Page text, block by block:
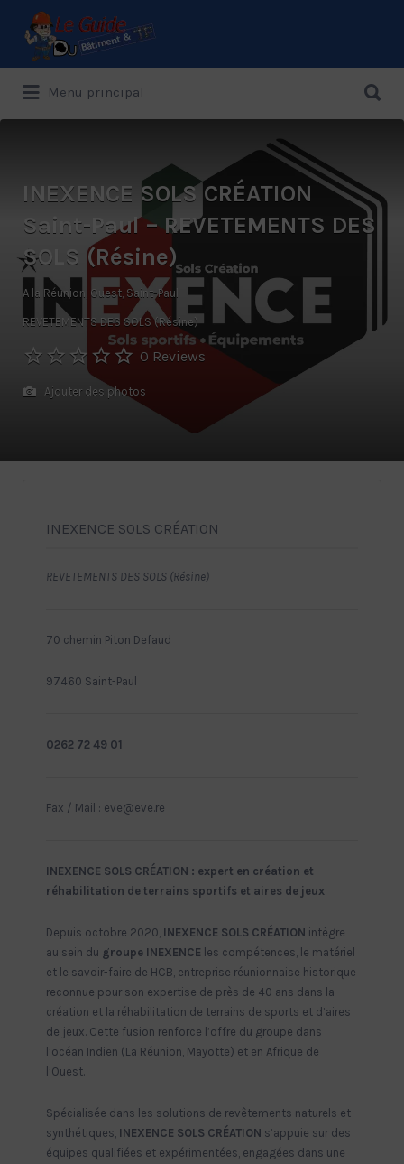
Le Guide de référence depuis 1995
Rechercher:
Menu principal
INEXENCE SOLS CRÉATION
Saint-Paul – REVETEMENTS DES
SOLS (Résine)
A la Réunion, Ouest, Saint-Paul
REVETEMENTS DES SOLS (Résine)
0 Reviews
Ajouter des photos
INEXENCE SOLS CRÉATION
REVETEMENTS DES SOLS (Résine)
70 chemin Piton Defaud
97460 Saint-Paul
0262 72 49 01
Fax / Mail : eve@eve.re
INEXENCE SOLS CRÉATION : expert en création et
réhabilitation de terrains sportifs et aires de jeux
Depuis octobre 2020, INEXENCE SOLS CRÉATION intègre
au sein du groupe INEXENCE les compétences, le matériel
et le savoir-faire de HCB, entreprise réunionnaise historique
reconnue pour son expertise de près de 40 ans dans la
création et la réhabilitation de terrains de sports et d’aires
de jeux. Cette fusion renforce l’offre du groupe dans
l’océan Indien (La Réunion, Mayotte) et en Afrique de
l’Ouest.
Spécialisée dans les solutions de revêtements naturels et
synthétiques, INEXENCE SOLS CRÉATION s’appuie sur des
équipes qualifiées et expérimentées, engagées dans une